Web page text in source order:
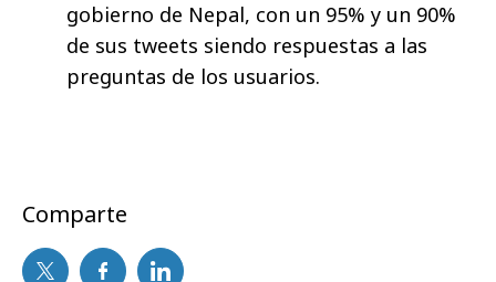
gobierno de Nepal, con un 95% y un 90%
de sus tweets siendo respuestas a las
preguntas de los usuarios.
Comparte